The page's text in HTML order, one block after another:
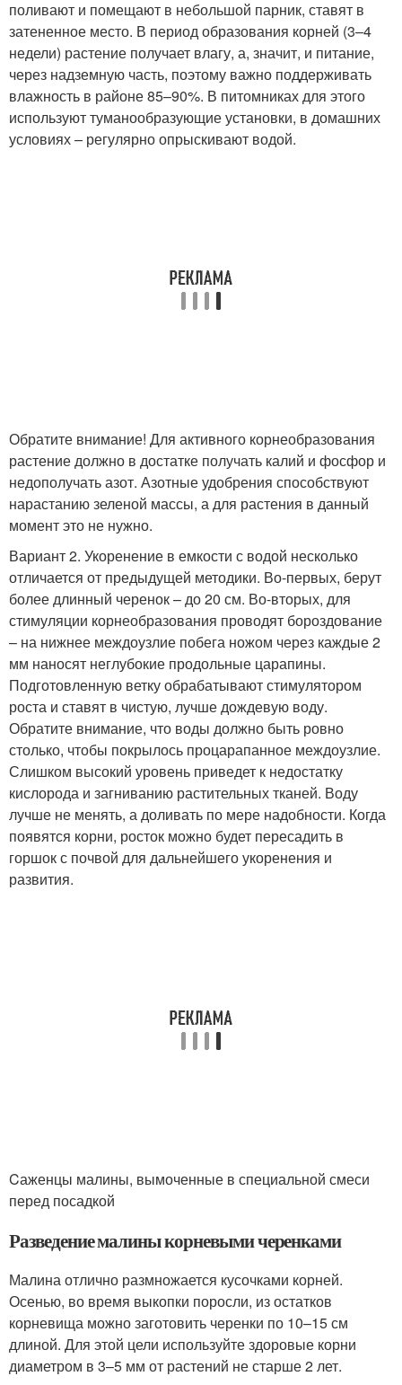
поливают и помещают в небольшой парник, ставят в
затененное место. В период образования корней (3–4
недели) растение получает влагу, а, значит, и питание,
через надземную часть, поэтому важно поддерживать
влажность в районе 85–90%. В питомниках для этого
используют туманообразующие установки, в домашних
условиях – регулярно опрыскивают водой.
Обратите внимание! Для активного корнеобразования
растение должно в достатке получать калий и фосфор и
недополучать азот. Азотные удобрения способствуют
нарастанию зеленой массы, а для растения в данный
момент это не нужно.
Вариант 2. Укоренение в емкости с водой несколько
отличается от предыдущей методики. Во-первых, берут
более длинный черенок – до 20 см. Во-вторых, для
стимуляции корнеобразования проводят бороздование
– на нижнее междоузлие побега ножом через каждые 2
мм наносят неглубокие продольные царапины.
Подготовленную ветку обрабатывают стимулятором
роста и ставят в чистую, лучше дождевую воду.
Обратите внимание, что воды должно быть ровно
столько, чтобы покрылось процарапанное междоузлие.
Слишком высокий уровень приведет к недостатку
кислорода и загниванию растительных тканей. Воду
лучше не менять, а доливать по мере надобности. Когда
появятся корни, росток можно будет пересадить в
горшок с почвой для дальнейшего укоренения и
развития.
Cаженцы малины, вымоченные в специальной смеси
перед посадкой
Разведение малины корневыми черенками
Малина отлично размножается кусочками корней.
Осенью, во время выкопки поросли, из остатков
корневища можно заготовить черенки по 10–15 см
длиной. Для этой цели используйте здоровые корни
диаметром в 3–5 мм от растений не старше 2 лет.